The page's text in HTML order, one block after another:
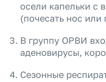
осели капельки с
(почесать нос или
В группу ОРВИ
аденовирусы,
Сезонные